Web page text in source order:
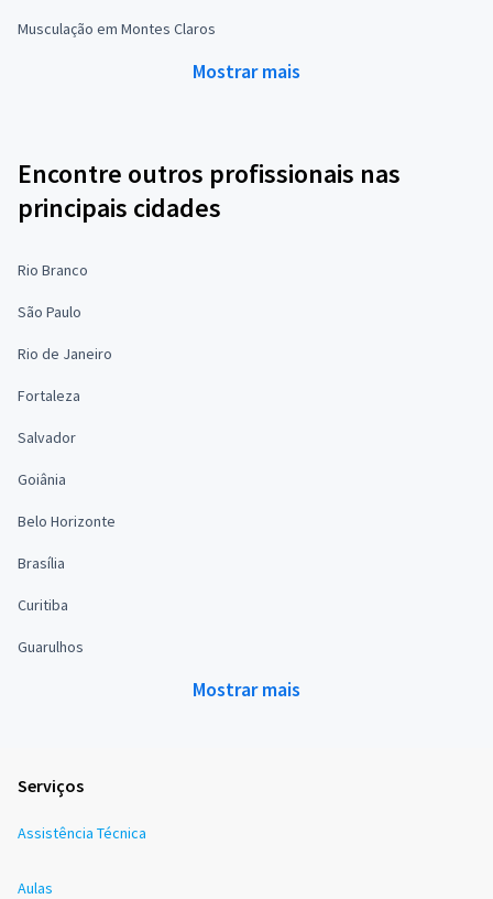
Musculação em Montes Claros
Mostrar mais
Encontre outros profissionais nas
principais cidades
Rio Branco
São Paulo
Rio de Janeiro
Fortaleza
Salvador
Goiânia
Belo Horizonte
Brasília
Curitiba
Guarulhos
Mostrar mais
Serviços
Assistência Técnica
Aulas